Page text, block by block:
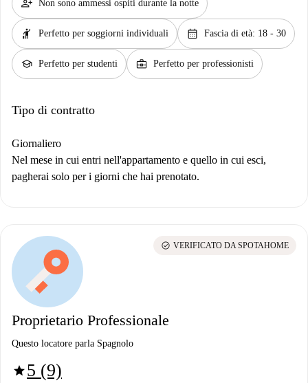
person_add Non sono ammessi ospiti durante la notte
hail Perfetto per soggiorni individuali calendar_month Fascia di età: 18 - 30
school Perfetto per studenti business_center Perfetto per professionisti
Tipo di contratto
Giornaliero
Nel mese in cui entri nell'appartamento e quello in cui esci,
pagherai solo per i giorni che hai prenotato.
Proprietario Professionale
Questo locatore parla Spagnolo
star5 (9)
check_circle VERIFICATO DA SPOTAHOME